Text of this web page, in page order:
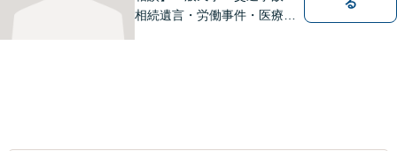
相続遺言・労働事件・医療問